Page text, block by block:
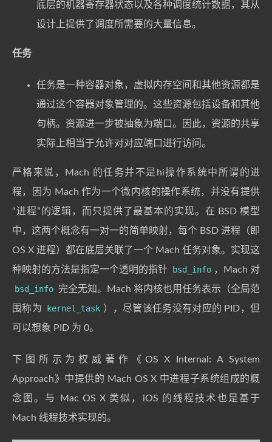
底层的机器寄存器状态以及各种调度统计数据，其从
设计上提供了调度所需要的大量信息。
任务
任务是一种容器对象，虚拟内存空间和其他资源都是
通过这个容器对象管理的。这些资源包括设备和其他
句柄。资源进一步被抽象为端口。因此，资源的共享
实际上相当于允许对对应端口进行访问。
严格来说，Mach 的任务并不是hi操作系统中所谓的进
程，因为 Mach 作为一个微内核的操作系统，并没有提供
“进程”的逻辑，而只提供了最基本的实现。在 BSD 模型
中，这两个概念有一对一的简单映射，每个 BSD 进程（即
OS X 进程）都在底层关联了一个 Mach 任务对象。实现这
种映射的方法是指定一个透明的指针
bsd_info ，Mach 对
bsd_info 完全无知。Mach 将内核也用任务表示（全局范
围称为
kernel_task ），尽管该任务没有对应的 PID，但
可以想象 PID 为 0。
下图所示为权威著作《OS X Internal: A System
Approach》中提供的 Mach OS X 中进程子系统组成的概
念图。与 Mac OS X 类似，iOS 的线程技术也是基于
Mach 线程技术实现的。